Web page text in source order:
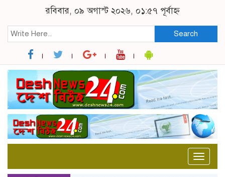
রবিবার, ০৯ অগাস্ট ২০২৬, ০১:৫৭ পূর্বাহ্ন
Search
Toggle